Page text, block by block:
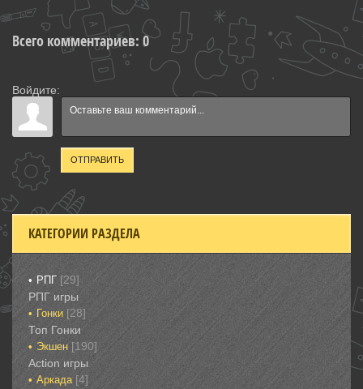
Всего комментариев: 0
Войдите:
ОТПРАВИТЬ
КАТЕГОРИИ РАЗДЕЛА
РПГ [29]
РПГ игры
Гонки‎ [28]
Топ Гонки‎
Экшен [190]
‎Action игры
Аркада‎ [4]